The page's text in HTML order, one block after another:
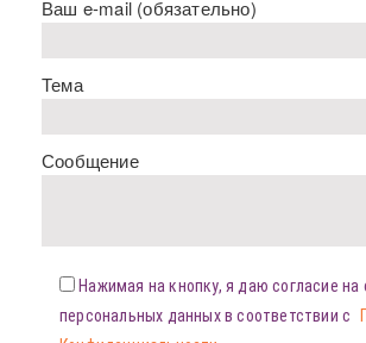
Ваш e-mail (обязательно)
Тема
Сообщение
Нажимая на кнопку, я даю согласие на
персональных данных в соответствии с